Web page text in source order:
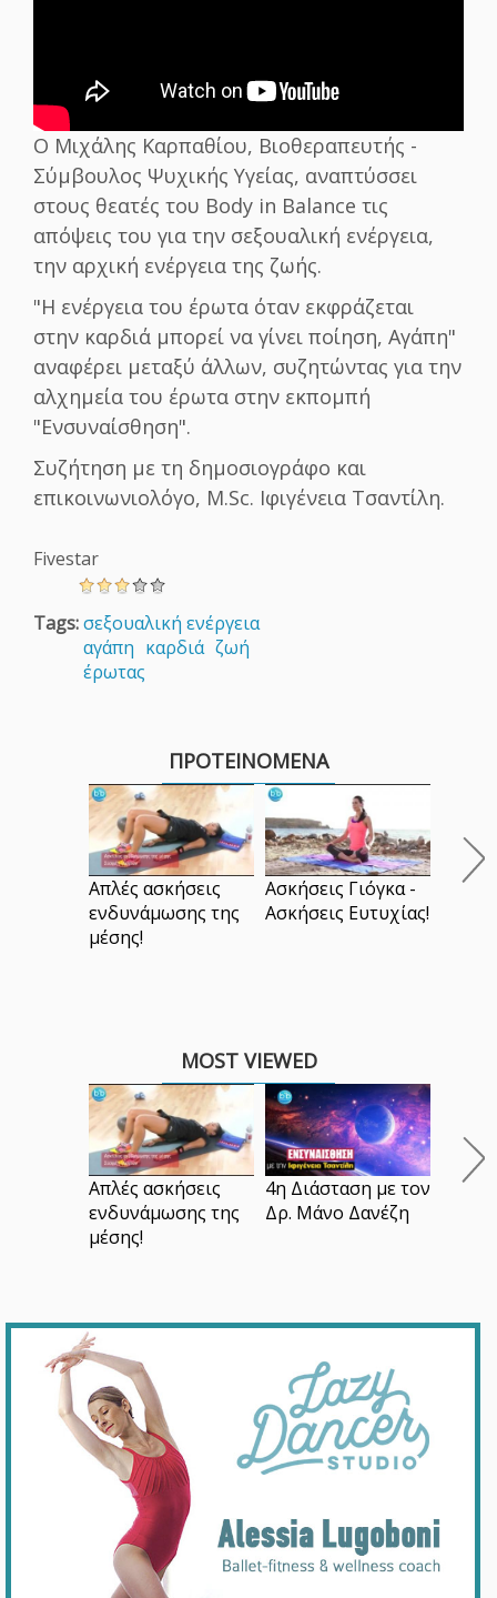
Ο Μιχάλης Καρπαθίου, Βιοθεραπευτής -
Σύμβουλος Ψυχικής Υγείας, αναπτύσσει
στους θεατές του Body in Balance τις
απόψεις του για την σεξουαλική ενέργεια,
την αρχική ενέργεια της ζωής.
"Η ενέργεια του έρωτα όταν εκφράζεται
στην καρδιά μπορεί να γίνει ποίηση, Αγάπη"
αναφέρει μεταξύ άλλων, συζητώντας για την
αλχημεία του έρωτα στην εκπομπή
"Ενσυναίσθηση".
Συζήτηση με τη δημοσιογράφο και
επικοινωνιολόγο, M.Sc. Ιφιγένεια Τσαντίλη.
Fivestar
Tags:σεξουαλική ενέργεια
αγάπη καρδιά ζωή
έρωτας
ΠΡΟΤΕΙΝΟΜΕΝΑ
Απλές ασκήσεις
ενδυνάμωσης της
μέσης!
Ασκήσεις Γιόγκα -
Ασκήσεις Ευτυχίας!
MOST VIEWED
Απλές ασκήσεις
ενδυνάμωσης της
μέσης!
4η Διάσταση με τον
Δρ. Μάνο Δανέζη